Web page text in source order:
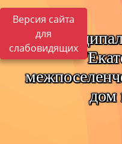
Версия сайта
для
слабовидящих
дом